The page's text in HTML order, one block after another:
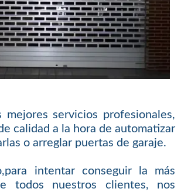
mejores servicios profesionales,
calidad a la hora de automatizar
o arreglar puertas de garaje.
intentar conseguir la más
todos nuestros clientes, nos